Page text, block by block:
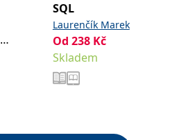
SQL
Laurenčík Marek
Od 238 Kč
Skladem